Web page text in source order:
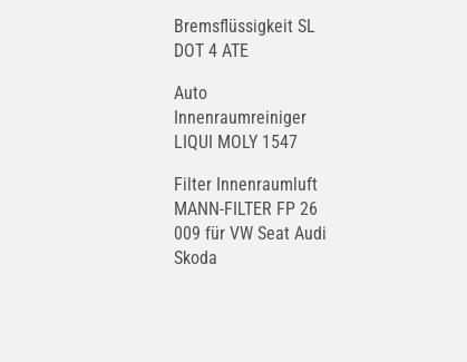
Bremsflüssigkeit SL
DOT 4 ATE
Auto
Innenraumreiniger
LIQUI MOLY 1547
Filter Innenraumluft
MANN-FILTER FP 26
009 für VW Seat Audi
Skoda